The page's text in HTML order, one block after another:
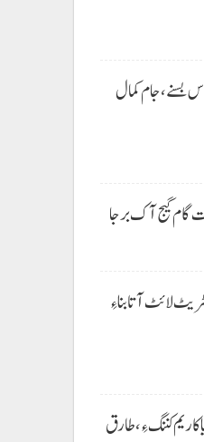
اس بسنے، جام کمال
گام گیج آک برجا
لائٹ آتا بناءِ
کننگ ءِ، طارق